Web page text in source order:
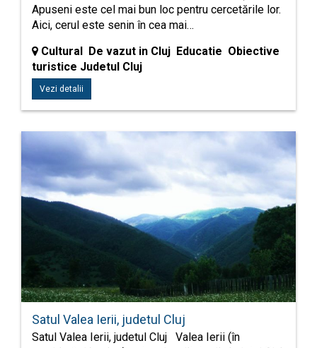
Apuseni este cel mai bun loc pentru cercetările lor.
Aici, cerul este senin în cea mai…
Cultural De vazut in Cluj Educatie Obiective
turistice Judetul Cluj
Vezi detalii
Satul Valea Ierii, judetul Cluj
Satul Valea Ierii, judetul Cluj Valea Ierii (în